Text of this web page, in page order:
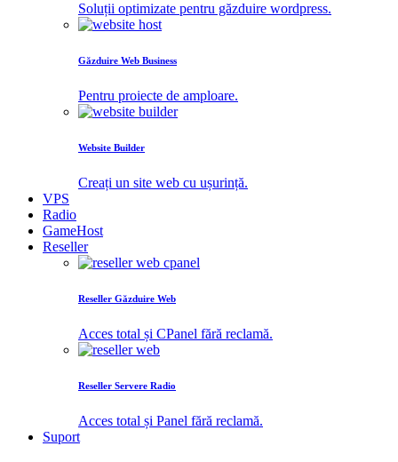
Soluții optimizate pentru găzduire wordpress.
Găzduire Web Business
Pentru proiecte de amploare.
Website Builder
Creați un site web cu ușurință.
VPS
Radio
GameHost
Reseller
Reseller Găzduire Web
Acces total și CPanel fără reclamă.
Reseller Servere Radio
Acces total și Panel fără reclamă.
Suport